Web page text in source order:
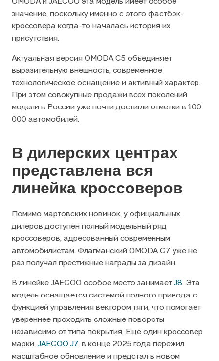
OMODA и JAECOO эта модель имеет особое
значение, поскольку именно с этого фастбэк-
кроссовера когда-то началась история их
присутствия.
Актуальная версия OMODA C5 объединяет
выразительную внешность, современное
технологическое оснащение и активный характер.
При этом совокупные продажи всех поколений
модели в России уже почти достигли отметки в 100
000 автомобилей.
В дилерских центрах
представлена вся
линейка кроссоверов
Помимо мартовских новинок, у официальных
дилеров доступен полный модельный ряд
кроссоверов, адресованный современным
автомобилистам. Флагманский OMODA C7 уже не
раз получал престижные награды за дизайн.
В линейке JAECOO особое место занимаетJ8. Эта
модель оснащается системой полного привода с
функцией управления вектором тяги, что помогает
увереннее проходить сложные повороты
независимо от типа покрытия. Ещё один кроссовер
марки,JAECOO J7, в конце 2025 года пережил
масштабное обновление и предстал в новом